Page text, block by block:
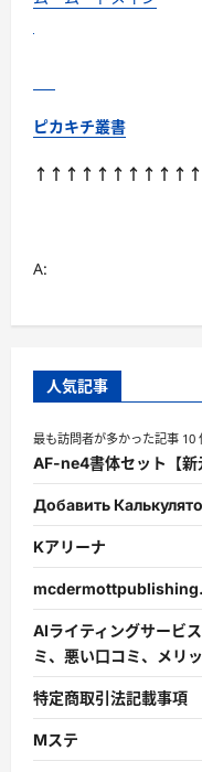
ピカキチ叢書
A:
人気記事
最も訪問者が多かった記事 10
AF-ne4書体セット【新
Добавить
Kアリーナ
AIライティングサービ
ミ、悪い口コミ、メリ
特定商取引法記載事項
Mステ